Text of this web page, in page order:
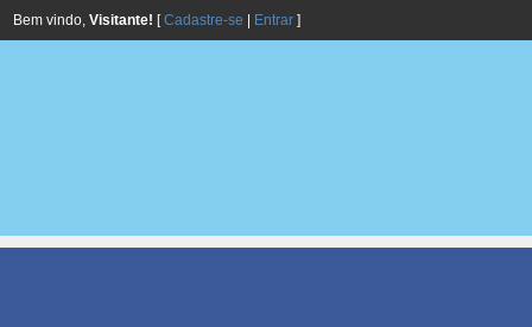
Bem vindo, Visitante! [Cadastre-se Entrar ]